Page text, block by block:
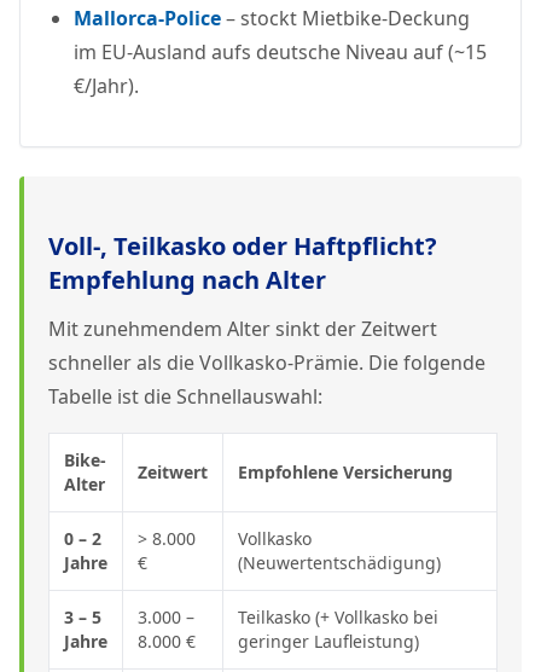
Mallorca-Police– stockt Mietbike-Deckung
im EU-Ausland aufs deutsche Niveau auf (~15
€/Jahr).
Voll-, Teilkasko oder Haftpflicht?
Empfehlung nach Alter
Mit zunehmendem Alter sinkt der Zeitwert
schneller als die Vollkasko-Prämie. Die folgende
Tabelle ist die Schnellauswahl:
Bike-
Alter
Zeitwert Empfohlene Versicherung
0 – 2
Jahre
> 8.000
€
Vollkasko
(Neuwertentschädigung)
3 – 5
Jahre
3.000 –
8.000 €
Teilkasko (+ Vollkasko bei
geringer Laufleistung)